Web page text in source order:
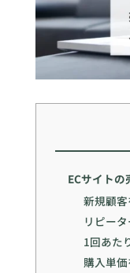
ECサイト
新規顧
リピー
1回あた
購入単